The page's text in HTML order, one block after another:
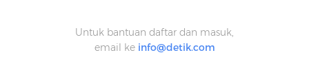
Untuk bantuan daftar dan masuk,
email ke info@detik.com